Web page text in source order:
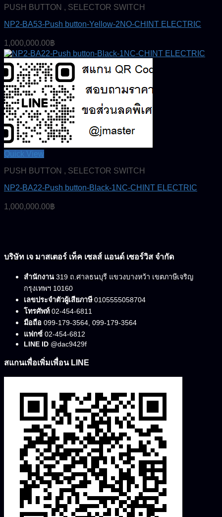
PUSH BUTTON , SELECTOR SWITCH
NP2-BA53-Push button-Yellow-2NO-CHINT ELECTRIC
1,000,000.00฿
Quick View
PUSH BUTTON , SELECTOR SWITCH
NP2-BA22-Push button-Black-1NC-CHINT ELECTRIC
1,000,000.00฿
บริษัท เจ มาสเตอร์ เท็ค เซลส์ แอนด์ เซอร์วิส จำกัด
สำนักงาน 319 ถ.ศาลธนบุรี แขวงบางหว้า เขตภาษีเจริญ
กรุงเทพฯ 10160
เลขประจำตัวผู้เสียภาษี0105555058704
โทรศัพท์02-454-6811
มือถือ 099-179-3564, 099-179-3564
แฟกซ์ 02-454-6812
LINE ID @dac9429f
สแกนเพื่อเพิ่มเพื่อน LINE